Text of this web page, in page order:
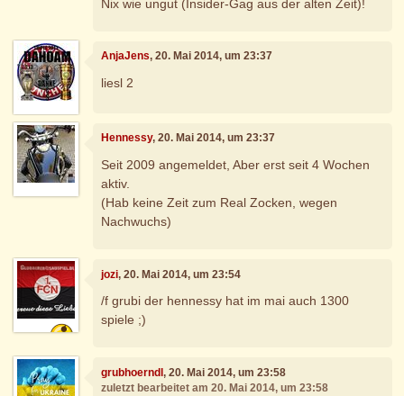
Nix wie ungut (Insider-Gag aus der alten Zeit)!
AnjaJens, 20. Mai 2014, um 23:37
liesl 2
Hennessy, 20. Mai 2014, um 23:37
Seit 2009 angemeldet, Aber erst seit 4 Wochen
aktiv.
(Hab keine Zeit zum Real Zocken, wegen
Nachwuchs)
jozi, 20. Mai 2014, um 23:54
/f grubi der hennessy hat im mai auch 1300
spiele ;)
grubhoerndl, 20. Mai 2014, um 23:58
zuletzt bearbeitet am 20. Mai 2014, um 23:58